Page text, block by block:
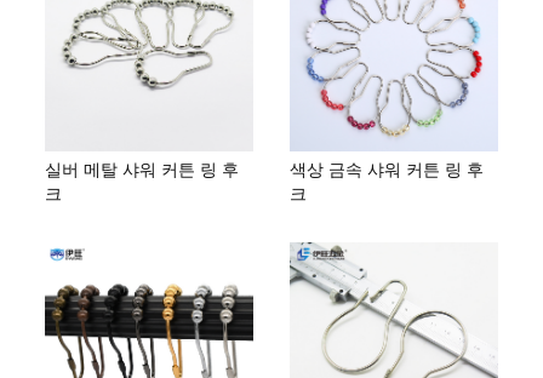
실버 메탈 샤워 커튼 링 후
크
색상 금속 샤워 커튼 링 후
크